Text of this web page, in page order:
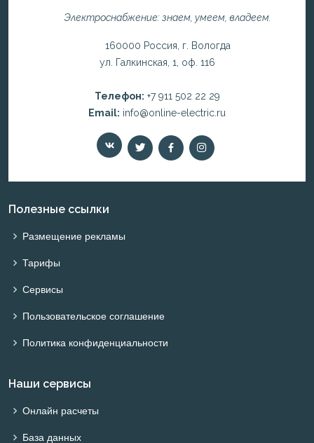
Электроснабжение: знаем, умеем, владеем.
160000 Россия, г. Вологда
ул. Галкинская, 1, оф. 116
Телефон: +7 911 502 22 29
Email: info@online-electric.ru
Полезные ссылки
Размещение рекламы
Тарифы
Сервисы
Пользовательское соглашение
Политика конфиденциальности
Наши сервисы
Онлайн расчеты
База данных